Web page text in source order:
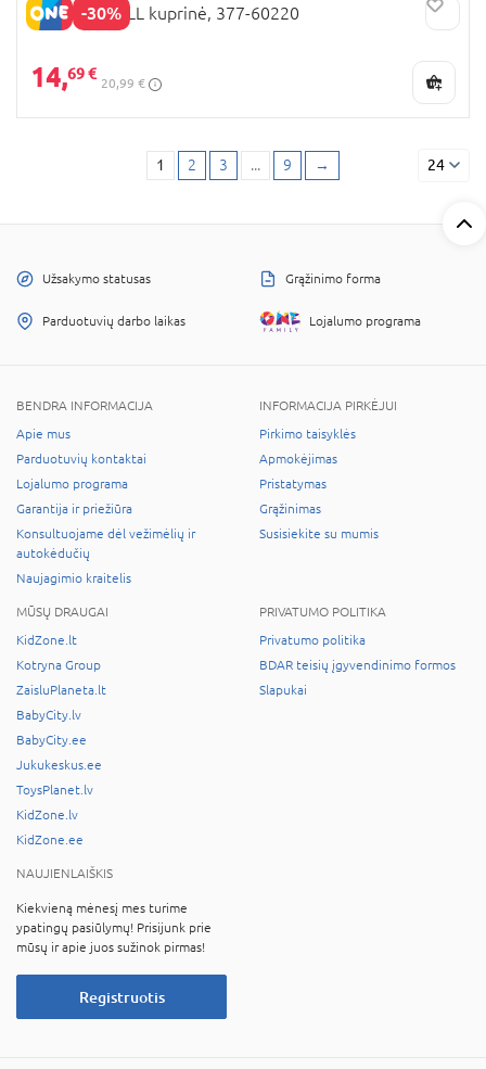
-30%
DRAGON BALL kuprinė, 377-60220
14,69 €
20,99 €
1 2 3 ... 9 → 24
Užsakymo statusas Grąžinimo forma
Parduotuvių darbo laikas Lojalumo programa
BENDRA INFORMACIJA
Apie mus
Parduotuvių kontaktai
Lojalumo programa
Garantija ir priežiūra
Konsultuojame dėl vežimėlių ir
autokėdučių
Naujagimio kraitelis
INFORMACIJA PIRKĖJUI
Pirkimo taisyklės
Apmokėjimas
Pristatymas
Grąžinimas
Susisiekite su mumis
MŪSŲ DRAUGAI
KidZone.lt
Kotryna Group
ZaisluPlaneta.lt
BabyCity.lv
BabyCity.ee
Jukukeskus.ee
ToysPlanet.lv
KidZone.lv
KidZone.ee
PRIVATUMO POLITIKA
Privatumo politika
BDAR teisių įgyvendinimo formos
Slapukai
NAUJIENLAIŠKIS
Kiekvieną mėnesį mes turime
ypatingų pasiūlymų! Prisijunk prie
mūsų ir apie juos sužinok pirmas!
Registruotis